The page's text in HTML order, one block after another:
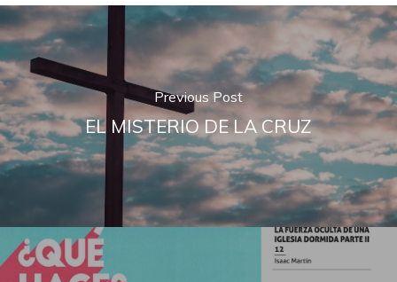
Previous Post
EL MISTERIO DE LA CRUZ